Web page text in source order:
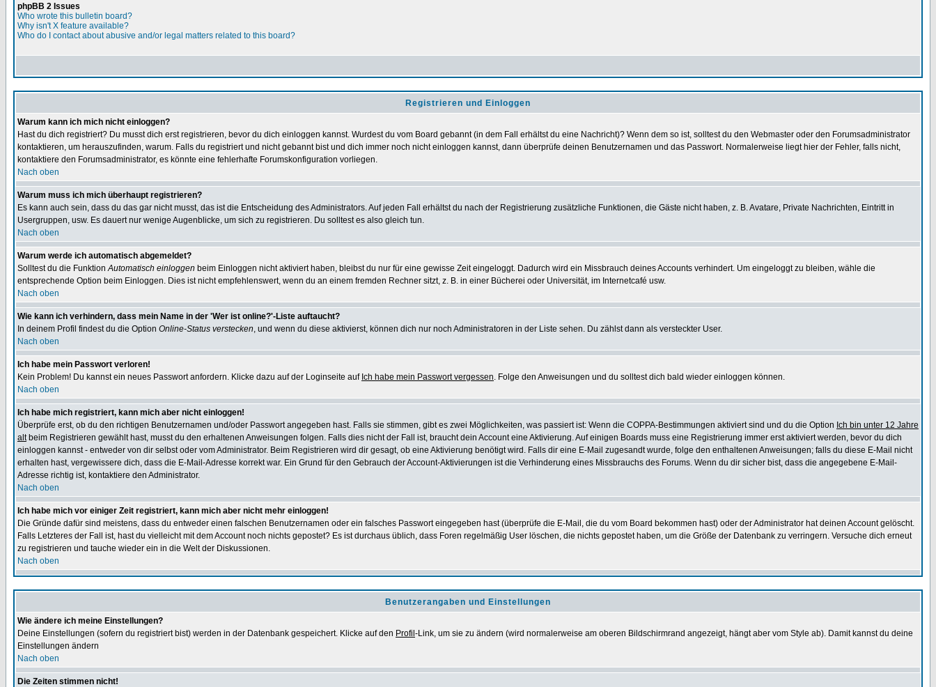
phpBB 2 Issues
Who wrote this bulletin board?
Why isn't X feature available?
Who do I contact about abusive and/or legal matters related to this board?
Registrieren und Einloggen
Warum kann ich mich nicht einloggen?
Hast du dich registriert? Du musst dich erst registrieren, bevor du dich einloggen kannst. Wurdest du vom Board gebannt (in dem Fall erhältst du eine Nachricht)? Wenn dem so ist, solltest du den Webmaster oder den Forumsadministrator
kontaktieren, um herauszufinden, warum. Falls du registriert und nicht gebannt bist und dich immer noch nicht einloggen kannst, dann überprüfe deinen Benutzernamen und das Passwort. Normalerweise liegt hier der Fehler, falls nicht,
kontaktiere den Forumsadministrator, es könnte eine fehlerhafte Forumskonfiguration vorliegen.
Nach oben
Warum muss ich mich überhaupt registrieren?
Es kann auch sein, dass du das gar nicht musst, das ist die Entscheidung des Administrators. Auf jeden Fall erhältst du nach der Registrierung zusätzliche Funktionen, die Gäste nicht haben, z. B. Avatare, Private Nachrichten, Eintritt in
Usergruppen, usw. Es dauert nur wenige Augenblicke, um sich zu registrieren. Du solltest es also gleich tun.
Nach oben
Warum werde ich automatisch abgemeldet?
Solltest du die FunktionAutomatisch einloggen beim Einloggen nicht aktiviert haben, bleibst du nur für eine gewisse Zeit eingeloggt. Dadurch wird ein Missbrauch deines Accounts verhindert. Um eingeloggt zu bleiben, wähle die
entsprechende Option beim Einloggen. Dies ist nicht empfehlenswert, wenn du an einem fremden Rechner sitzt, z. B. in einer Bücherei oder Universität, im Internetcafé usw.
Nach oben
Wie kann ich verhindern, dass mein Name in der 'Wer ist online?'-Liste auftaucht?
In deinem Profil findest du die Option Online-Status verstecken, und wenn du diese aktivierst, können dich nur noch Administratoren in der Liste sehen. Du zählst dann als versteckter User.
Nach oben
Ich habe mein Passwort verloren!
Kein Problem! Du kannst ein neues Passwort anfordern. Klicke dazu auf der Loginseite auf Ich habe mein Passwort vergessen. Folge den Anweisungen und du solltest dich bald wieder einloggen können.
Nach oben
Ich habe mich registriert, kann mich aber nicht einloggen!
Überprüfe erst, ob du den richtigen Benutzernamen und/oder Passwort angegeben hast. Falls sie stimmen, gibt es zwei Möglichkeiten, was passiert ist: Wenn die COPPA-Bestimmungen aktiviert sind und du die Option Ich bin unter 12 Jahre
altbeim Registrieren gewählt hast, musst du den erhaltenen Anweisungen folgen. Falls dies nicht der Fall ist, braucht dein Account eine Aktivierung. Auf einigen Boards muss eine Registrierung immer erst aktiviert werden, bevor du dich
einloggen kannst - entweder von dir selbst oder vom Administrator. Beim Registrieren wird dir gesagt, ob eine Aktivierung benötigt wird. Falls dir eine E-Mail zugesandt wurde, folge den enthaltenen Anweisungen; falls du diese E-Mail nicht
erhalten hast, vergewissere dich, dass die E-Mail-Adresse korrekt war. Ein Grund für den Gebrauch der Account-Aktivierungen ist die Verhinderung eines Missbrauchs des Forums. Wenn du dir sicher bist, dass die angegebene E-Mail-
Adresse richtig ist, kontaktiere den Administrator.
Nach oben
Ich habe mich vor einiger Zeit registriert, kann mich aber nicht mehr einloggen!
Die Gründe dafür sind meistens, dass du entweder einen falschen Benutzernamen oder ein falsches Passwort eingegeben hast (überprüfe die E-Mail, die du vom Board bekommen hast) oder der Administrator hat deinen Account gelöscht.
Falls Letzteres der Fall ist, hast du vielleicht mit dem Account noch nichts gepostet? Es ist durchaus üblich, dass Foren regelmäßig User löschen, die nichts gepostet haben, um die Größe der Datenbank zu verringern. Versuche dich erneut
zu registrieren und tauche wieder ein in die Welt der Diskussionen.
Nach oben
Benutzerangaben und Einstellungen
Wie ändere ich meine Einstellungen?
Deine Einstellungen (sofern du registriert bist) werden in der Datenbank gespeichert. Klicke auf den Profil -Link, um sie zu ändern (wird normalerweise am oberen Bildschirmrand angezeigt, hängt aber vom Style ab). Damit kannst du deine
Einstellungen ändern
Nach oben
Die Zeiten stimmen nicht!